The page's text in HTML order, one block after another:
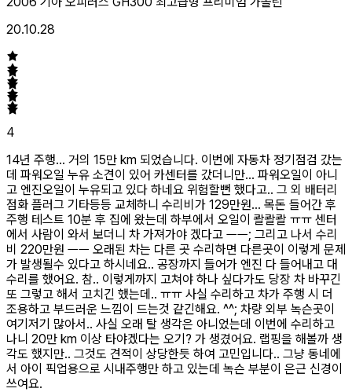
20.10.28
4
14년 주행... 거의 15만 km 되었습니다. 이번에 자동차 정기점검 갔는
데 파워오일 누유 소견이 있어 카센터를 갔더니만... 파워오일이 아니
고 엔진오일이 누유되고 있다 하네요 위험할뻔 했다고.. 그 외 배터리
점화 플러그 기타등등 교체하니 수리비가 129만원... 목돈 들어간 후
주행 테스트 10분 후 집에 왔는데 하부에서 오일이 콸콸콸 ㅠㅠ 센터
에서 사람이 와서 보더니 차 가져가야 겠다고 ㅡㅡ; 그리고 나서 수리
비 220만원 ㅡㅡ 오래된 차는 다른 곳 수리하면 다른곳이 이렇게 문제
가 발생될수 있다고 하시네요.. 공장까지 들어가 엔진 다 들어내고 대
수리를 했어요. 참.. 이렇게까지 고쳐야 하나 싶다가도 당장 차 바꾸긴
또 그렇고 해서 고치긴 했는데.. ㅠㅠ 사실 수리하고 차가 주행 시 더
조용하고 부드러운 느낌이 드는것 같긴해요. ^^; 차량 외부 녹슨곳이
여기저기 많아서.. 사실 오래 탈 생각은 아니었는데 이번에 수리하고
나니 20만 km 이상 타야겠다는 오기? 가 생겼어요. 랩핑을 해볼까 생
각도 했지만.. 그것도 견적이 상당한듯 하여 고민입니다.. 그냥 동네에
서 아이 픽업용으로 시내주행만 하고 있는데 녹슨 부분이 은근 신경이
쓰여요.